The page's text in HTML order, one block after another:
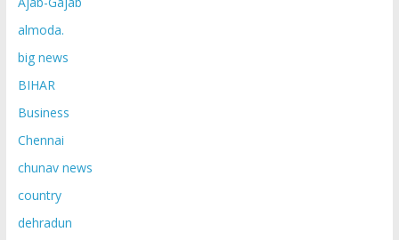
almoda.
big news
BIHAR
Business
Chennai
chunav news
country
dehradun